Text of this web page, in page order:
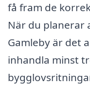
få fram de
När du planerar
Gamleby är det
inhandla minst